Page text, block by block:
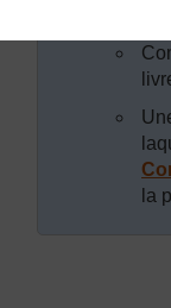
la